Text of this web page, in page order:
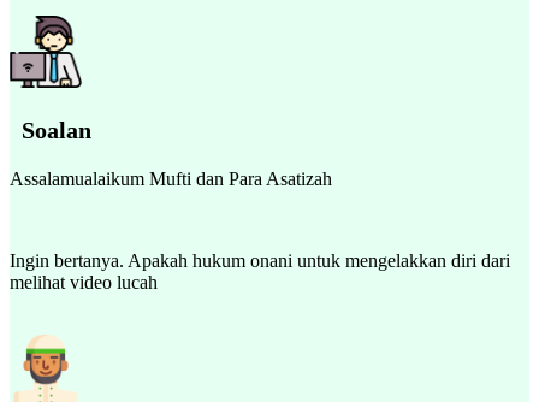
Soalan
Assalamualaikum Mufti dan Para Asatizah
Ingin bertanya. Apakah hukum onani untuk mengelakkan diri dari
melihat video lucah